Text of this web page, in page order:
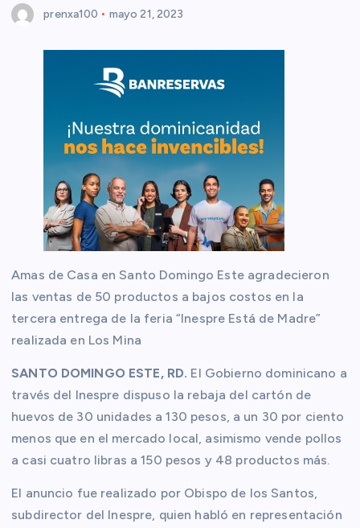
prenxa100 mayo 21, 2023
Amas de Casa en Santo Domingo Este agradecieron
las ventas de 50 productos a bajos costos en la
tercera entrega de la feria “Inespre Está de Madre”
realizada en Los Mina
SANTO DOMINGO ESTE, RD. El Gobierno dominicano a
través del Inespre dispuso la rebaja del cartón de
huevos de 30 unidades a 130 pesos, a un 30 por ciento
menos que en el mercado local, asimismo vende pollos
a casi cuatro libras a 150 pesos y 48 productos más.
El anuncio fue realizado por Obispo de los Santos,
subdirector del Inespre, quien habló en representación